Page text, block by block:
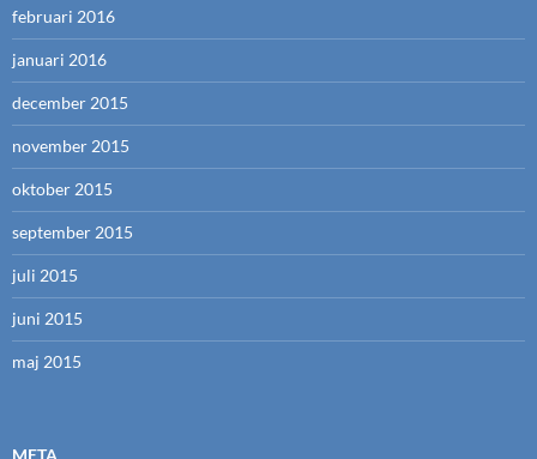
februari 2016
januari 2016
december 2015
november 2015
oktober 2015
september 2015
juli 2015
juni 2015
maj 2015
META